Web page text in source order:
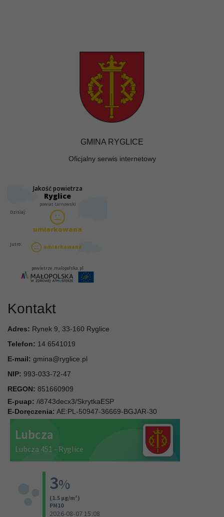
GMINA RYGLICE
Oficjalny serwis internetowy
Kontakt
Adres: Rynek 9, 33-160 Ryglice
Telefon: 14 6541019
E-mail: gmina@ryglice.pl
NIP: 993-033-72-47
REGON: 851660909
E-puap: /i8743decx3/SkrytkaESP
E-Doręczenia: AE:PL-50947-36669-BGJAR-30